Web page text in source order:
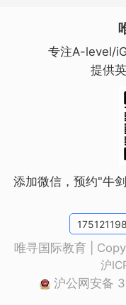
专注A-level/
提供
添加微信，预约"牛
唯寻国际教育 |
沪
沪公网安备